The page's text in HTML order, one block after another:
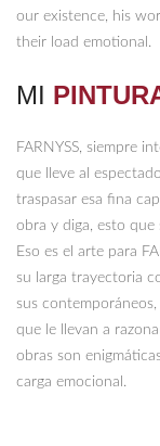
our existence, his
their load emotional.
MI
FARNYSS, siempre
que lleve al
traspasar esa fina
obra y diga, esto que
Eso es el arte para
su larga trayectoria
sus
que le llevan a
obras son
carga emocional.